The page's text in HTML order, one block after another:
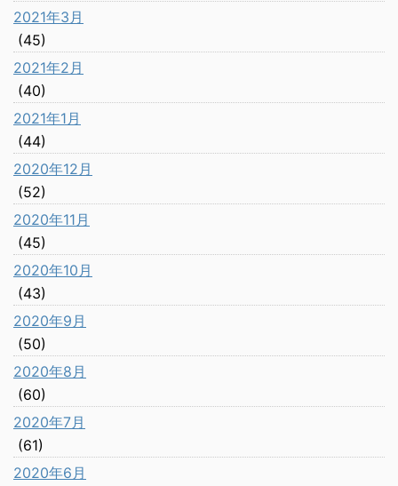
2021年3月
(45)
2021年2月
(40)
2021年1月
(44)
2020年12月
(52)
2020年11月
(45)
2020年10月
(43)
2020年9月
(50)
2020年8月
(60)
2020年7月
(61)
2020年6月